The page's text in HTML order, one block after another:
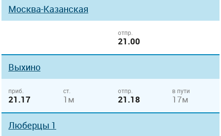
Москва-Казанская
отпр.
21.00
Выхино
приб.
21.17
ст.
1м
отпр.
21.18
в пути
17м
Люберцы 1